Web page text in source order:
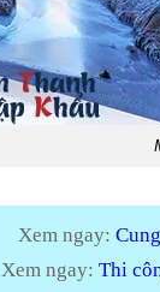
Xem ngay:
Xem ngay: Thi